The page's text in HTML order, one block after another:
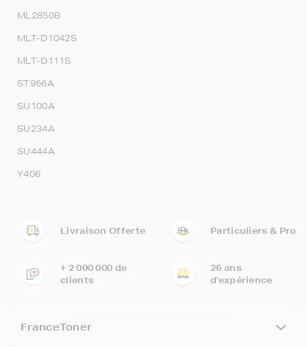
ML2850B
MLT-D1042S
MLT-D111S
ST966A
SU100A
SU234A
SU444A
Y406
Livraison Offerte Particuliers & Pro
+ 2 000 000 de
clients
26 ans
d'expérience
FranceToner